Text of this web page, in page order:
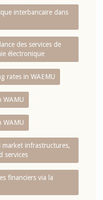
interbancaire dans
des services de
électronique
rates in WAEMU
WAMU
WAMU
market infrastructures,
services
financiers via la